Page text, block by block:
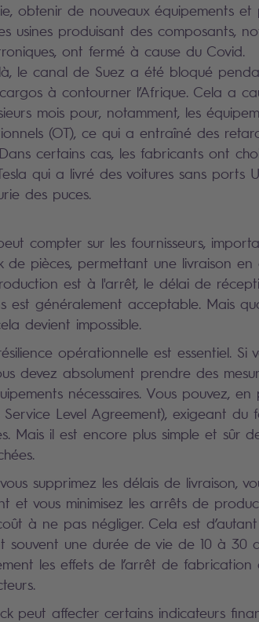
obtenir de nouveaux équipements et
usines produisant des composants,
ont fermé à cause du Covid.
le canal de Suez a été bloqué
à contourner l’Afrique. Cela a
mois pour, notamment, les
(OT), ce qui a entraîné des
certains cas, les fabricants ont
qui a livré des voitures sans ports
des puces.
compter sur les fournisseurs,
de pièces, permettant une livraison en
est à l'arrêt, le délai de
est généralement acceptable. Mais
devient impossible.
opérationnelle est essentiel. Si
devez absolument prendre des
nécessaires. Vous pouvez, en
Level Agreement), exigeant du
Mais il est encore plus simple et sûr
supprimez les délais de livraison,
et vous minimisez les arrêts de
à ne pas négliger. Cela est
souvent une durée de vie de 10 à 30
les effets de l’arrêt de fabrication
peut affecter certains indicateurs